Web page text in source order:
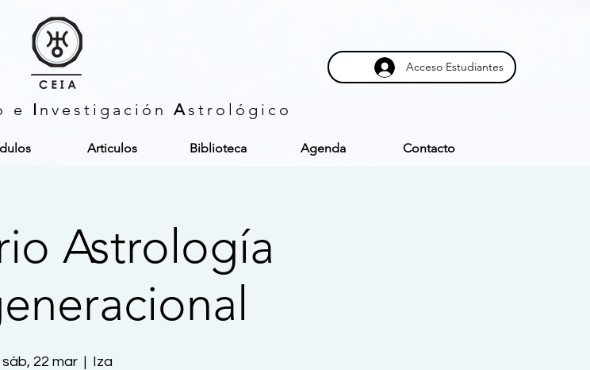
Acceso Estudiantes
e I nvestigación Astrológico
Articulos Biblioteca Agenda Contacto
Astrología
sáb, 22 mar
  |
Iza